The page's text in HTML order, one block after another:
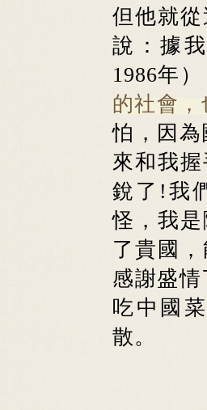
但他就
說：據
1986年
的社會
怕，因
來和我
銳了!我
怪，我
了貴國
感謝盛
吃中國
散。